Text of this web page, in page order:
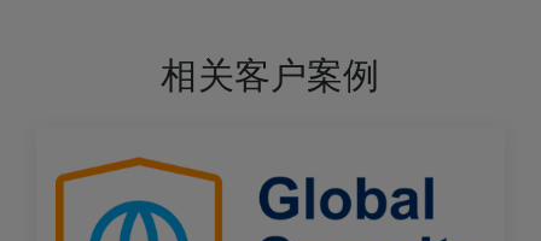
相关客户案例